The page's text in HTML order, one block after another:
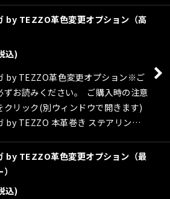
by TEZZO革色変更オプション（高
込)
by TEZZO革色変更オプション※ご
ずお読みください。 ご購入時の注意
クリック(別ウィンドウで開きます)
by TEZZO 本革巻き ステアリン…
by TEZZO革色変更オプション（最
込)